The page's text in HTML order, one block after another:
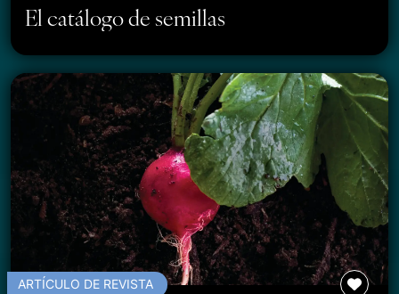
El catálogo de semillas
ARTÍCULO DE REVISTA